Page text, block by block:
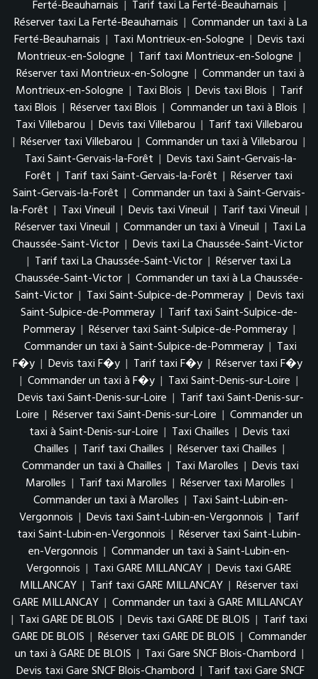
Ferté-Beauharnais | Tarif taxi La Ferté-Beauharnais |
Réserver taxi La Ferté-Beauharnais | Commander un taxi à La
Ferté-Beauharnais | Taxi Montrieux-en-Sologne | Devis taxi
Montrieux-en-Sologne | Tarif taxi Montrieux-en-Sologne |
Réserver taxi Montrieux-en-Sologne | Commander un taxi à
Montrieux-en-Sologne | Taxi Blois | Devis taxi Blois | Tarif
taxi Blois | Réserver taxi Blois | Commander un taxi à Blois |
Taxi Villebarou | Devis taxi Villebarou | Tarif taxi Villebarou
| Réserver taxi Villebarou | Commander un taxi à Villebarou |
Taxi Saint-Gervais-la-Forêt | Devis taxi Saint-Gervais-la-
Forêt | Tarif taxi Saint-Gervais-la-Forêt | Réserver taxi
Saint-Gervais-la-Forêt | Commander un taxi à Saint-Gervais-
la-Forêt | Taxi Vineuil | Devis taxi Vineuil | Tarif taxi Vineuil |
Réserver taxi Vineuil | Commander un taxi à Vineuil | Taxi La
Chaussée-Saint-Victor | Devis taxi La Chaussée-Saint-Victor
| Tarif taxi La Chaussée-Saint-Victor | Réserver taxi La
Chaussée-Saint-Victor | Commander un taxi à La Chaussée-
Saint-Victor | Taxi Saint-Sulpice-de-Pommeray | Devis taxi
Saint-Sulpice-de-Pommeray | Tarif taxi Saint-Sulpice-de-
Pommeray | Réserver taxi Saint-Sulpice-de-Pommeray |
Commander un taxi à Saint-Sulpice-de-Pommeray | Taxi
F�y | Devis taxi F�y | Tarif taxi F�y | Réserver taxi F�y
| Commander un taxi à F�y | Taxi Saint-Denis-sur-Loire |
Devis taxi Saint-Denis-sur-Loire | Tarif taxi Saint-Denis-sur-
Loire | Réserver taxi Saint-Denis-sur-Loire | Commander un
taxi à Saint-Denis-sur-Loire | Taxi Chailles | Devis taxi
Chailles | Tarif taxi Chailles | Réserver taxi Chailles |
Commander un taxi à Chailles | Taxi Marolles | Devis taxi
Marolles | Tarif taxi Marolles | Réserver taxi Marolles |
Commander un taxi à Marolles | Taxi Saint-Lubin-en-
Vergonnois | Devis taxi Saint-Lubin-en-Vergonnois | Tarif
taxi Saint-Lubin-en-Vergonnois | Réserver taxi Saint-Lubin-
en-Vergonnois | Commander un taxi à Saint-Lubin-en-
Vergonnois | Taxi GARE MILLANCAY | Devis taxi GARE
MILLANCAY | Tarif taxi GARE MILLANCAY | Réserver taxi
GARE MILLANCAY | Commander un taxi à GARE MILLANCAY
| Taxi GARE DE BLOIS | Devis taxi GARE DE BLOIS | Tarif taxi
GARE DE BLOIS | Réserver taxi GARE DE BLOIS | Commander
un taxi à GARE DE BLOIS | Taxi Gare SNCF Blois-Chambord |
Devis taxi Gare SNCF Blois-Chambord | Tarif taxi Gare SNCF